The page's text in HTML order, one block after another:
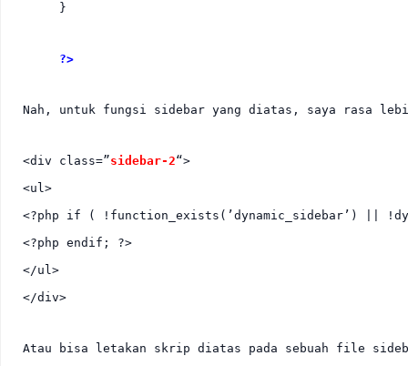
}
?>
Nah, untuk fungsi sidebar yang diatas, saya rasa
<div class=”sidebar-2“>
<ul>
<?php if ( !function_exists(’dynamic_sidebar’) ||
<?php endif; ?>
</ul>
</div>
Atau bisa letakan skrip diatas pada sebuah file